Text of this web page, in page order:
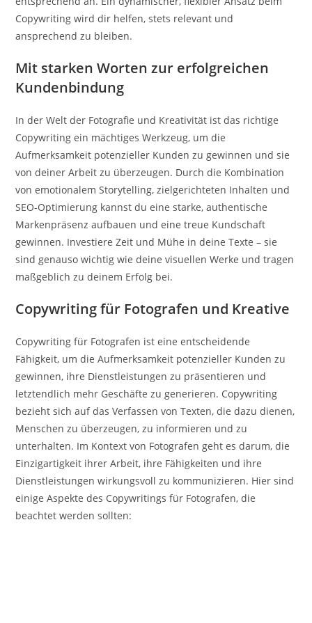
Copywriting wird dir helfen, stets relevant und
ansprechend zu bleiben.
Mit starken Worten zur erfolgreichen
Kundenbindung
In der Welt der Fotografie und Kreativität ist das richtige
Copywriting ein mächtiges Werkzeug, um die
Aufmerksamkeit potenzieller Kunden zu gewinnen und sie
von deiner Arbeit zu überzeugen. Durch die Kombination
von emotionalem Storytelling, zielgerichteten Inhalten und
SEO-Optimierung kannst du eine starke, authentische
Markenpräsenz aufbauen und eine treue Kundschaft
gewinnen. Investiere Zeit und Mühe in deine Texte – sie
sind genauso wichtig wie deine visuellen Werke und tragen
maßgeblich zu deinem Erfolg bei.
Copywriting für Fotografen und Kreative
Copywriting für Fotografen ist eine entscheidende
Fähigkeit, um die Aufmerksamkeit potenzieller Kunden zu
gewinnen, ihre Dienstleistungen zu präsentieren und
letztendlich mehr Geschäfte zu generieren. Copywriting
bezieht sich auf das Verfassen von Texten, die dazu dienen,
Menschen zu überzeugen, zu informieren und zu
unterhalten. Im Kontext von Fotografen geht es darum, die
Einzigartigkeit ihrer Arbeit, ihre Fähigkeiten und ihre
Dienstleistungen wirkungsvoll zu kommunizieren. Hier sind
einige Aspekte des Copywritings für Fotografen, die
beachtet werden sollten: